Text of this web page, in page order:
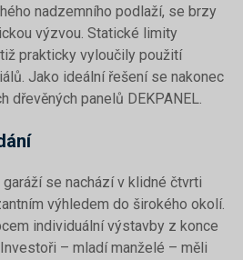
nadzemního podlaží, se brzy
výzvou. Statické limity
prakticky vyloučily použití
Jako ideální řešení se nakonec
dřevěných panelů DEKPANEL.
se nachází v klidné čtvrti
výhledem do širokého okolí.
individuální výstavby z konce
– mladí manželé – měli